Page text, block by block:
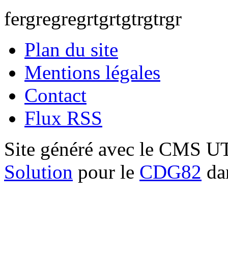
fergregregrtgrtgtrgtrgr
Plan du site
Mentions légales
Contact
Flux RSS
Site généré avec le CMS
Solution pour le CDG82